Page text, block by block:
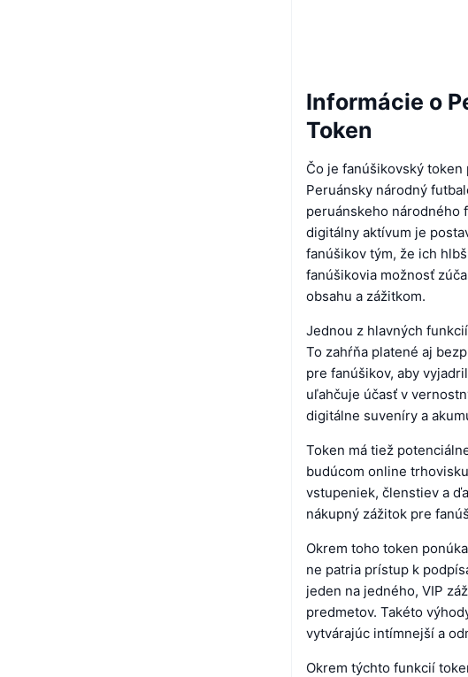
Informácie o
Token
Čo je fanúšikovský
Peruánsky národný
peruánskeho národného
digitálny aktívum je
fanúšikov tým, že ich
fanúšikovia možnosť
obsahu a zážitkom.
Jednou z hlavných
To zahŕňa platené aj
pre fanúšikov, aby
uľahčuje účasť v
digitálne suveníry a
Token má tiež
budúcom online
vstupeniek, členstiev a
nákupný zážitok pre
Okrem toho token
ne patria prístup k
jeden na jedného, VIP
predmetov. Takéto
vytvárajúc intímnejší a
Okrem týchto funkcií